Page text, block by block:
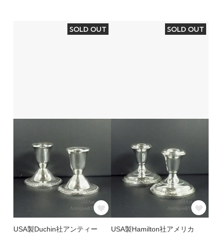
SOLD OUT
USA製Duchin社アンティー
SOLD OUT
USA製Hamilton社アメリカ